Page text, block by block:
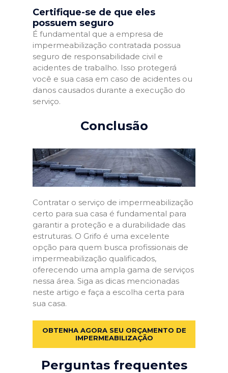
Certifique-se de que eles
possuem seguro
É fundamental que a empresa de
impermeabilização contratada possua
seguro de responsabilidade civil e
acidentes de trabalho. Isso protegerá
você e sua casa em caso de acidentes ou
danos causados durante a execução do
serviço.
Conclusão
Contratar o serviço de impermeabilização
certo para sua casa é fundamental para
garantir a proteção e a durabilidade das
estruturas. O Grifo é uma excelente
opção para quem busca profissionais de
impermeabilização qualificados,
oferecendo uma ampla gama de serviços
nessa área. Siga as dicas mencionadas
neste artigo e faça a escolha certa para
sua casa.
OBTENHA AGORA SEU ORÇAMENTO DE
IMPERMEABILIZAÇÃO
Perguntas frequentes